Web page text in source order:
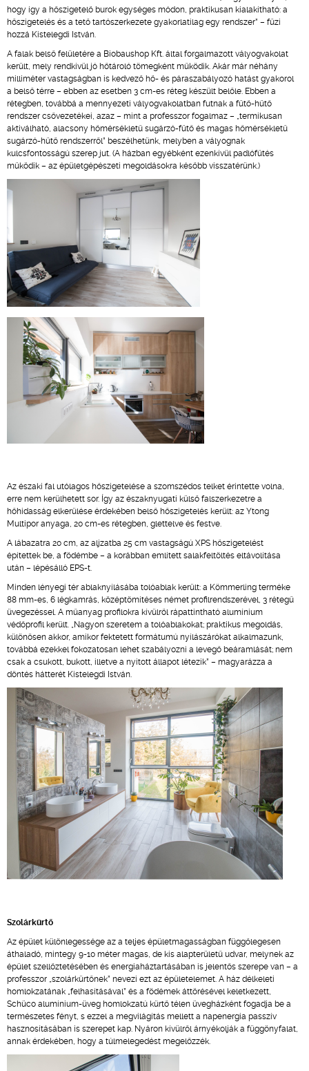
hogy így a hőszigetelő burok egységes módon, praktikusan kialakítható: a
hőszigetelés és a tető tartószerkezete gyakorlatilag egy rendszer” – fűzi
hozzá Kistelegdi István.
A falak belső felületére a Biobaushop Kft. által forgalmazott vályogvakolat
került, mely rendkívül jó hőtároló tömegként működik. Akár már néhány
milliméter vastagságban is kedvező hő- és páraszabályozó hatást gyakorol
a belső térre – ebben az esetben 3 cm-es réteg készült belőle. Ebben a
rétegben, továbbá a mennyezeti vályogvakolatban futnak a fűtő-hűtő
rendszer csővezetékei, azaz – mint a professzor fogalmaz – „termikusan
aktiválható, alacsony hőmérsékletű sugárzó-fűtő és magas hőmérsékletű
sugárzó-hűtő rendszerről” beszélhetünk, melyben a vályognak
kulcsfontosságú szerep jut. (A házban egyébként ezenkívül padlófűtés
működik – az épületgépészeti megoldásokra később visszatérünk.)
Az északi fal utólagos hőszigetelése a szomszédos telket érintette volna,
erre nem kerülhetett sor. Így az északnyugati külső falszerkezetre a
hőhidasság elkerülése érdekében belső hőszigetelés került: az Ytong
Multipor anyaga, 20 cm-es rétegben, glettelve és festve.
A lábazatra 20 cm, az aljzatba 25 cm vastagságú XPS hőszigetelést
építettek be, a födémbe – a korábban említett salakfeltöltés eltávolítása
után – lépésálló EPS-t.
Minden lényegi tér ablaknyílásába tolóablak került: a Kömmerling terméke
88 mm-es, 6 légkamrás, középtömítéses német profilrendszerével, 3 rétegű
üvegezéssel. A műanyag profilokra kívülről rápattintható alumínium
védőprofil került. „Nagyon szeretem a tolóablakokat; praktikus megoldás,
különösen akkor, amikor fektetett formátumú nyílászárókat alkalmazunk,
továbbá ezekkel fokozatosan lehet szabályozni a levegő beáramlását; nem
csak a csukott, bukott, illetve a nyitott állapot létezik” – magyarázza a
döntés hátterét Kistelegdi István.
Szolárkürtő
Az épület különlegessége az a teljes épületmagasságban függőlegesen
áthaladó, mintegy 9-10 méter magas, de kis alapterületű udvar, melynek az
épület szellőztetésében és energiaháztartásában is jelentős szerepe van – a
professzor „szolárkürtőnek” nevezi ezt az épületelemet. A ház délkeleti
homlokzatának „felhasításával” és a födémek áttörésével keletkezett,
Schüco alumínium-üveg homlokzatú kürtő télen üvegházként fogadja be a
természetes fényt, s ezzel a megvilágítás mellett a napenergia passzív
hasznosításában is szerepet kap. Nyáron kívülről árnyékolják a függönyfalat,
annak érdekében, hogy a túlmelegedést megelőzzék.